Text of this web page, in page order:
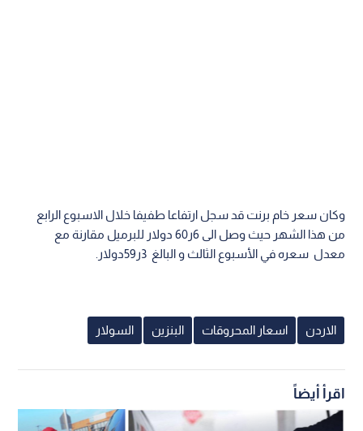
وكان سعر خام برنت قد سجل ارتفاعا طفيفا خلال الاسبوع الرابع
من هذا الشهر حيث وصل الى 6ر60 دولار للبرميل مقارنة مع
معدل سعره في الأسبوع الثالث و البالغ 3ر59دولار.
الاردن اسعار المحروقات البنزين السولار
اقرأ أيضاً